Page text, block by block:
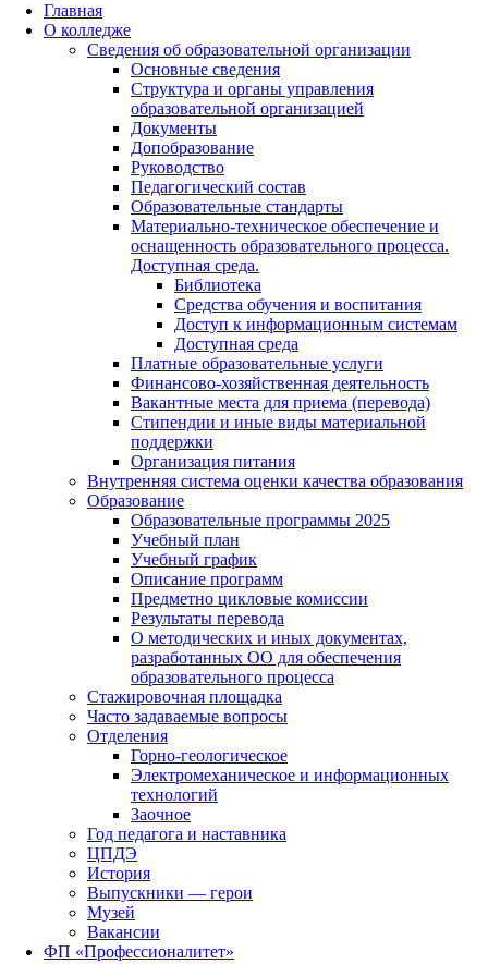
Главная
О колледже
Сведения об образовательной организации
Основные сведения
Структура и органы управления
образовательной организацией
Документы
Допобразование
Руководство
Педагогический состав
Образовательные стандарты
Материально-техническое обеспечение и
оснащенность образовательного процесса.
Доступная среда.
Библиотека
Средства обучения и воспитания
Доступ к информационным системам
Доступная среда
Платные образовательные услуги
Финансово-хозяйственная деятельность
Вакантные места для приема (перевода)
Стипендии и иные виды материальной
поддержки
Организация питания
Внутренняя система оценки качества образования
Образование
Образовательные программы 2025
Учебный план
Учебный график
Описание программ
Предметно цикловые комиссии
Результаты перевода
О методических и иных документах,
разработанных ОО для обеспечения
образовательного процесса
Стажировочная площадка
Часто задаваемые вопросы
Отделения
Горно-геологическое
Электромеханическое и информационных
технологий
Заочное
Год педагога и наставника
ЦПДЭ
История
Выпускники — герои
Музей
Вакансии
ФП «Профессионалитет»